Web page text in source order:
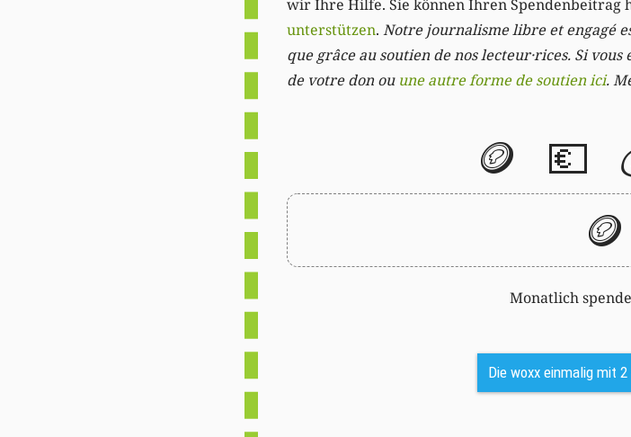
wir Ihre Hilfe. Sie können Ihren Spendenbeitrag
unterstützen. Notre journalisme libre et engagé
que grâce au soutien de nos lecteur·rices. Si
de votre don ou une autre forme de soutien ici.
🪙 💶
🪙
Monatlich
Die woxx einmalig mit